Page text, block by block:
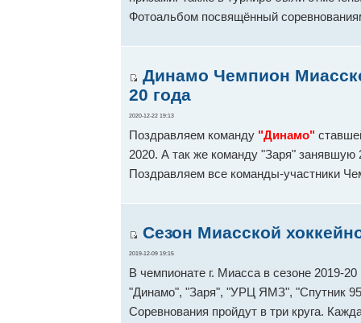
Фотоальбом посвящённый
Динамо Чемпион
20 года
2020-12-22 19:13
Поздравляем команду "Динамо"
2020. А так же команду "Заря"
Поздравляем все команды-участники
Сезон Миасской
2019-12-09 19:15
В чемпионате г. Миасса в сезоне 2019-20
"Динамо", "Заря", "УРЦ ЯМЗ", "Спутник
Соревнования пройдут в три круга.